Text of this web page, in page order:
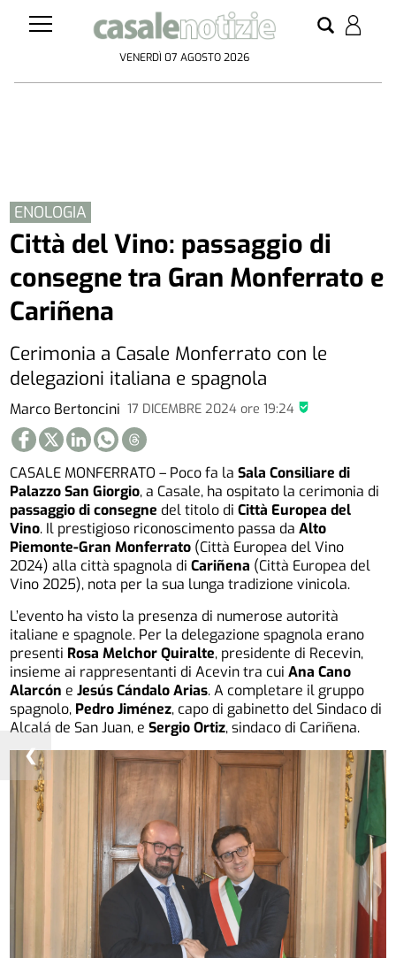
VENERDÌ 07 AGOSTO 2026
Marco Bertoncini 17 DICEMBRE 2024ore 19:24
ENOLOGIA
Città del Vino: passaggio di
consegne tra Gran Monferrato e
Cariñena
Cerimonia a Casale Monferrato con le
delegazioni italiana e spagnola
CASALE MONFERRATO – Poco fa laSala Consiliare di
Palazzo San Giorgio, a Casale, ha ospitato la cerimonia di
passaggio di consegne del titolo diCittà Europea del
Vino. Il prestigioso riconoscimento passa daAlto
Piemonte-Gran Monferrato (Città Europea del Vino
2024) alla città spagnola diCariñena (Città Europea del
Vino 2025), nota per la sua lunga tradizione vinicola.
L’evento ha visto la presenza di numerose autorità
italiane e spagnole. Per la delegazione spagnola erano
presenti Rosa Melchor Quiralte, presidente di Recevin,
insieme ai rappresentanti di Acevin tra cuiAna Cano
Alarcón eJesús Cándalo Arias. A completare il gruppo
spagnolo, Pedro Jiménez, capo di gabinetto del Sindaco di
Alcalá de San Juan, eSergio Ortiz, sindaco di Cariñena.
❮